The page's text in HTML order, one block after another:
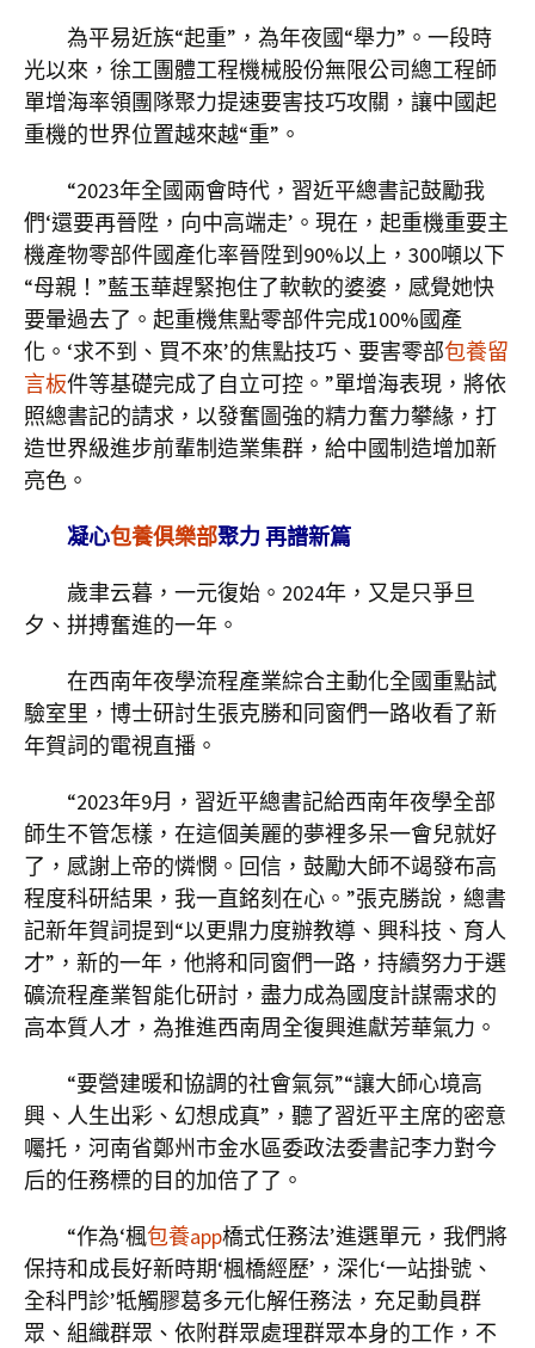
為平易近族“起重”，為年夜國“舉力”。一段時
光以來，徐工團體工程機械股份無限公司總工程師
單增海率領團隊聚力提速要害技巧攻關，讓中國起
重機的世界位置越來越“重”。
“2023年全國兩會時代，習近平總書記鼓勵我
們‘還要再晉陞，向中高端走’。現在，起重機重要主
機產物零部件國產化率晉陞到90%以上，300噸以下
“母親！”藍玉華趕緊抱住了軟軟的婆婆，感覺她快
要暈過去了。起重機焦點零部件完成100%國產
化。‘求不到、買不來’的焦點技巧、要害零部包養留
言板件等基礎完成了自立可控。”單增海表現，將依
照總書記的請求，以發奮圖強的精力奮力攀緣，打
造世界級進步前輩制造業集群，給中國制造增加新
亮色。
凝心包養俱樂部聚力 再譜新篇
歲聿云暮，一元復始。2024年，又是只爭旦
夕、拼搏奮進的一年。
在西南年夜學流程產業綜合主動化全國重點試
驗室里，博士研討生張克勝和同窗們一路收看了新
年賀詞的電視直播。
“2023年9月，習近平總書記給西南年夜學全部
師生不管怎樣，在這個美麗的夢裡多呆一會兒就好
了，感謝上帝的憐憫。回信，鼓勵大師不竭發布高
程度科研結果，我一直銘刻在心。”張克勝說，總書
記新年賀詞提到“以更鼎力度辦教導、興科技、育人
才”，新的一年，他將和同窗們一路，持續努力于選
礦流程產業智能化研討，盡力成為國度計謀需求的
高本質人才，為推進西南周全復興進獻芳華氣力。
“要營建暖和協調的社會氣氛”“讓大師心境高
興、人生出彩、幻想成真”，聽了習近平主席的密意
囑托，河南省鄭州市金水區委政法委書記李力對今
后的任務標的目的加倍了了。
“作為‘楓包養app橋式任務法’進選單元，我們將
保持和成長好新時期‘楓橋經歷’，深化‘一站掛號、
全科門診’牴觸膠葛多元化解任務法，充足動員群
眾、組織群眾、依附群眾處理群眾本身的工作，不